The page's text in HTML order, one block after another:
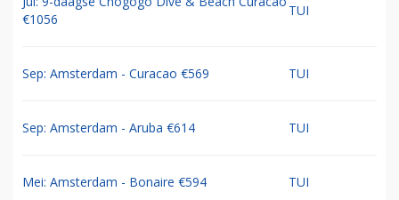
€1056
TUI
Sep: Amsterdam - Curacao €569 TUI
Sep: Amsterdam - Aruba €614 TUI
Mei: Amsterdam - Bonaire €594 TUI